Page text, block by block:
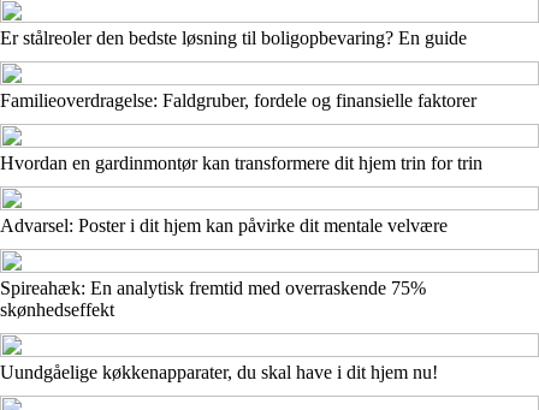
Er stålreoler den bedste løsning til boligopbevaring? En guide
Familieoverdragelse: Faldgruber, fordele og finansielle faktorer
Hvordan en gardinmontør kan transformere dit hjem trin for trin
Advarsel: Poster i dit hjem kan påvirke dit mentale velvære
Spireahæk: En analytisk fremtid med overraskende 75%
skønhedseffekt
Uundgåelige køkkenapparater, du skal have i dit hjem nu!